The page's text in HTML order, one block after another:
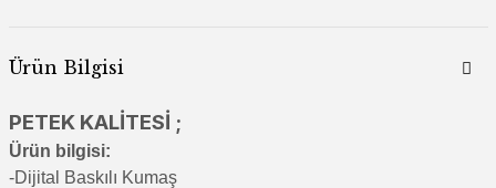
Ürün Bilgisi
PETEK KALİTESİ ;
Ürün bilgisi:
-Dijital Baskılı Kumaş